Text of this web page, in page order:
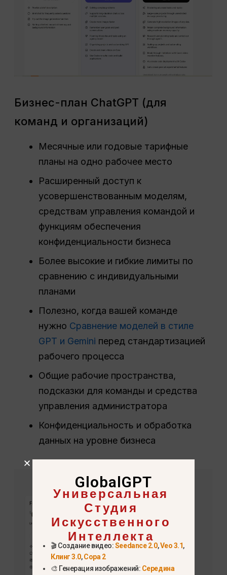
Бизнес-план ChatGPT (для
команд и организаций)
Месячные или годовые тарифные
планы на одно рабочее место
Расширенный доступ к
усовершенствованным моделям,
средствам управления командой и
функциям обеспечения
конфиденциальности бизнеса
Более высокие и гибкие лимиты по
сравнению с индивидуальными
планами
Полезно, когда вашей команде
нужно Сравнение моделей в стиле
GPT и Gemini перед стандартизацией
рабочего процесса
Общие рабочие пространства,
подсказки для команды и средства
управления администратора
Конфиденциальность и обработка
данных на уровне бизнеса
GlobalGPT
Универсальная
Студия
Искусственного
Интеллекта
🎬 Создание видео:Seedance 2.0,Veo 3.1,
Клинг 3.0,Сора 2
🎨 Генерация изображений: Середина